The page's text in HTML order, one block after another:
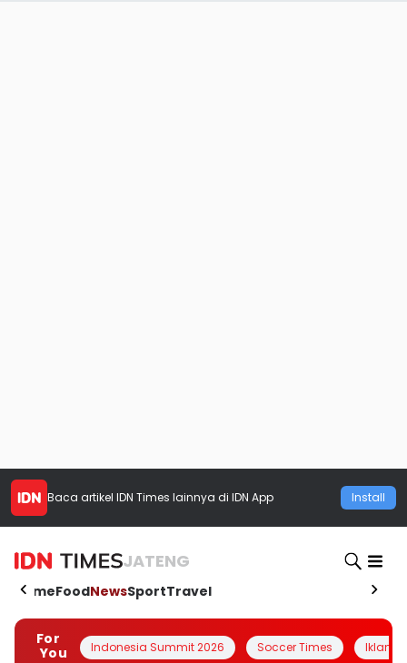
Baca artikel IDN Times lainnya di IDN App Install
JATENG
HomeFoodNewsSportTravel
For
You
Indonesia Summit 2026 Soccer Times Iklanin